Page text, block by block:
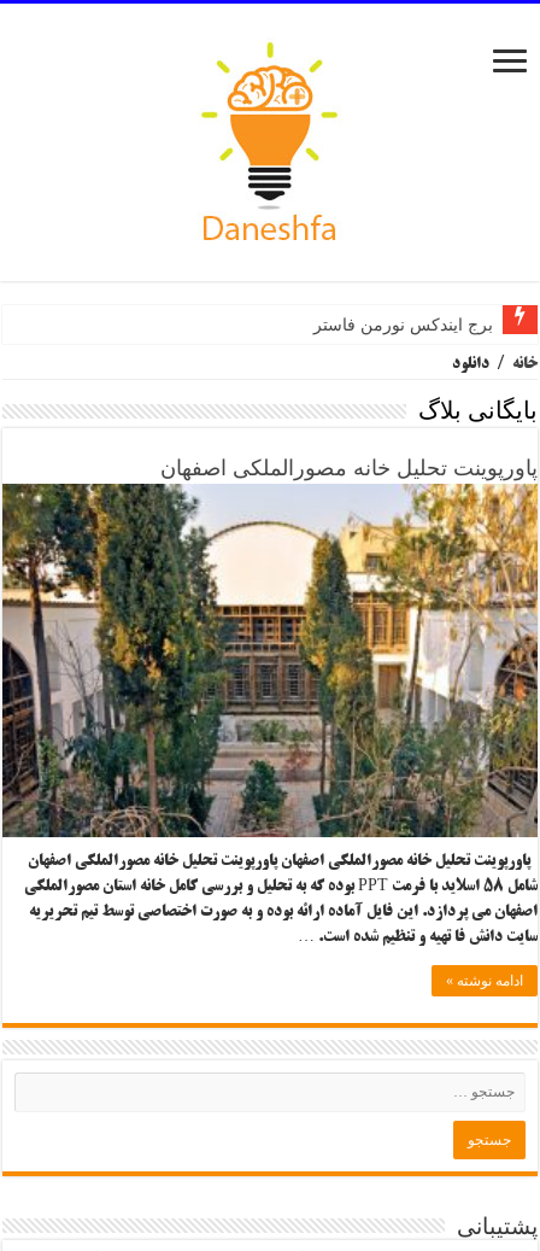
برج ایندکس نورمن فاستر
خانه / دانلود
بایگانی بلاگ
پاورپوینت تحلیل خانه مصورالملکی اصفهان
پاورپوینت تحلیل خانه مصورالملکی اصفهان پاورپوینت تحلیل خانه مصورالملکی اصفهان
شامل ۵۸ اسلاید با فرمت PPT بوده که به تحلیل و بررسی کامل خانه استان مصورالملکی
اصفهان می پردازد. این فایل آماده ارائه بوده و به صورت اختصاصی توسط تیم تحریریه
سایت دانش فا تهیه و تنظیم شده است. …
ادامه نوشته »
پشتیبانی